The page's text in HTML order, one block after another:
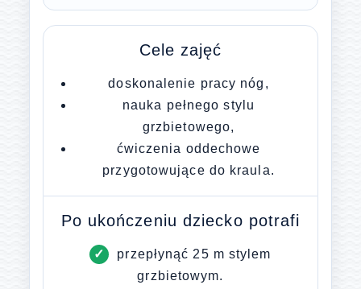
Cele zajęć
doskonalenie pracy nóg,
nauka pełnego stylu
grzbietowego,
ćwiczenia oddechowe
przygotowujące do kraula.
Po ukończeniu dziecko potrafi
przepłynąć 25 m stylem
grzbietowym.